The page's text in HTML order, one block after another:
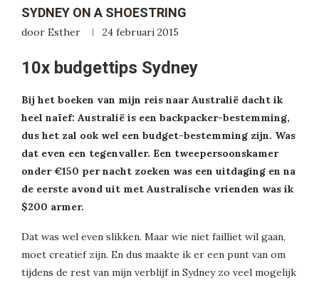
SYDNEY ON A SHOESTRING
door Esther 24 februari 2015
10x budgettips Sydney
Bij het boeken van mijn reis naar Australië dacht ik
heel naïef: Australië is een backpacker-bestemming,
dus het zal ook wel een budget-bestemming zijn. Was
dat even een tegenvaller. Een tweepersoonskamer
onder €150 per nacht zoeken was een uitdaging en na
de eerste avond uit met Australische vrienden was ik
$200 armer.
Dat was wel even slikken. Maar wie niet failliet wil gaan,
moet creatief zijn. En dus maakte ik er een punt van om
tijdens de rest van mijn verblijf in Sydney zo veel mogelijk